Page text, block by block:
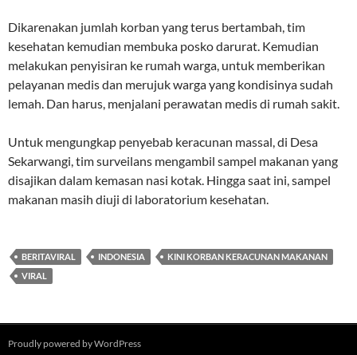
Dikarenakan jumlah korban yang terus bertambah, tim
kesehatan kemudian membuka posko darurat. Kemudian
melakukan penyisiran ke rumah warga, untuk memberikan
pelayanan medis dan merujuk warga yang kondisinya sudah
lemah. Dan harus, menjalani perawatan medis di rumah sakit.
Untuk mengungkap penyebab keracunan massal, di Desa
Sekarwangi, tim surveilans mengambil sampel makanan yang
disajikan dalam kemasan nasi kotak. Hingga saat ini, sampel
makanan masih diuji di laboratorium kesehatan.
BERITAVIRAL INDONESIA
KINI KORBAN KERACUNAN MAKANAN
VIRAL
Proudly powered by WordPress